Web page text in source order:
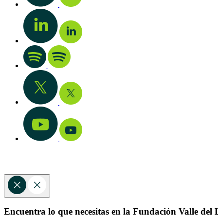
Encuentra lo que necesitas en la Fundación Valle del